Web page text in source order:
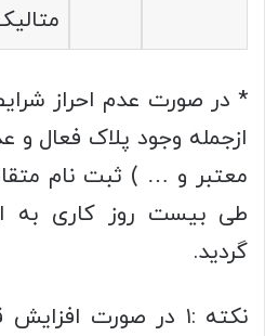
* در صورت عدم احراز
ازجمله وجود پلاک فعال و
معتبر و … ) ثبت نام
طی بیست روز کاری به
گردید.
نکته :۱ در صورت